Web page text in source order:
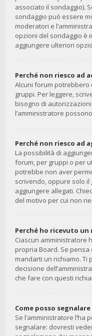
associato il sondaggio).
sondaggio può essere
moderatori e
opzioni del sondaggio è
aggiungere ulteriori
Perché non riesco ad
Alcuni forum
gruppi. Per leggere,
bisogno di
l’amministratore
Perché non riesco ad
La possibilità di
forum, per gruppi o per
potrebbe non aver
scrivendo, oppure solo
aggiungere allegati.
del motivo per cui non
Perché ho ricevuto un
Ciascun amministratore
propria Board. Se
mandarti un richiamo. Ti
decisione
che fare con questi
Come posso
Se l’amministratore l’ha
segnalare: dovresti